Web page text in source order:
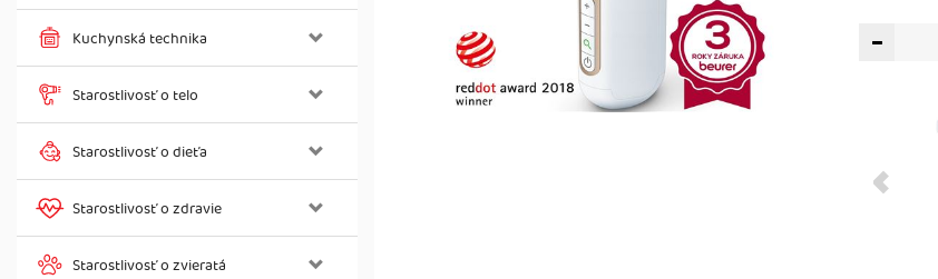
Kuchynská technika
Starostlivosť o telo
Starostlivosť o dieťa
Starostlivosť o zdravie
Starostlivosť o zvieratá